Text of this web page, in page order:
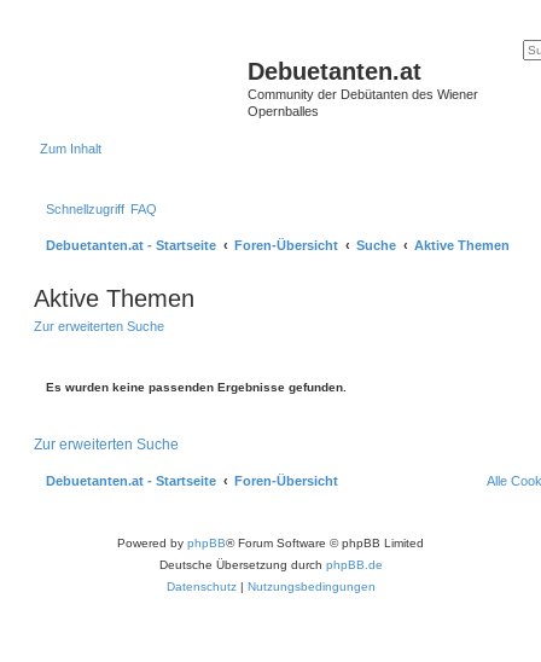
Debuetanten.at
Community der Debütanten des Wiener
Opernballes
Zum Inhalt
Schnellzugriff FAQ
Debuetanten.at - Startseite Foren-Übersicht Suche Aktive Themen
Aktive Themen
Zur erweiterten Suche
Es wurden keine passenden Ergebnisse gefunden.
Zur erweiterten Suche
Debuetanten.at - Startseite Foren-Übersicht Alle
Powered by phpBB® Forum Software © phpBB Limited
Deutsche Übersetzung durch phpBB.de
Datenschutz | Nutzungsbedingungen